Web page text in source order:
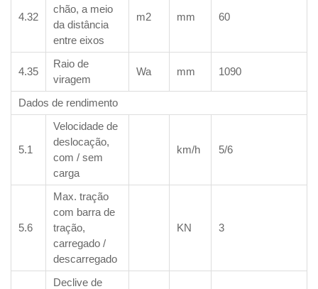
4.32
chão, a meio
da distância
entre eixos
m2 mm 60
4.35
Raio de
viragem
Wa mm 1090
Dados de rendimento
5.1
Velocidade de
deslocação,
com / sem
carga
km/h 5/6
5.6
Max. tração
com barra de
tração,
carregado /
descarregado
KN 3
Declive de